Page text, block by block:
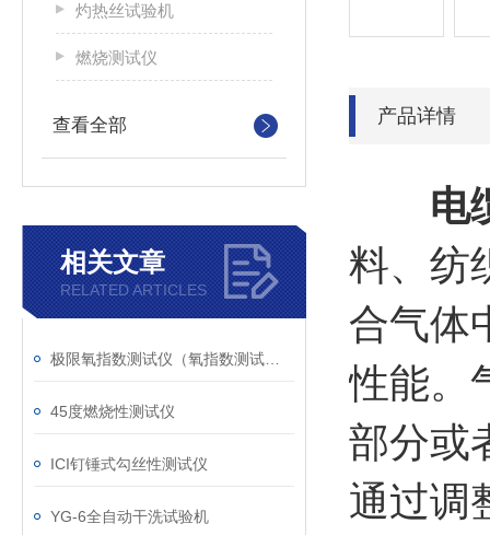
灼热丝试验机
燃烧测试仪
查看全部
相关文章
RELATED ARTICLES
45度燃烧性测试仪
ICI钉锤式勾丝性测试仪
YG-6全自动干洗试验机
产品详情
电
料、纺
合气体
性能。
部分或
通过调